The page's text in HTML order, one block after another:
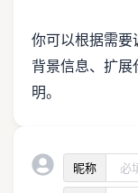
你可以根据需要
背景信息、扩
明。
昵称